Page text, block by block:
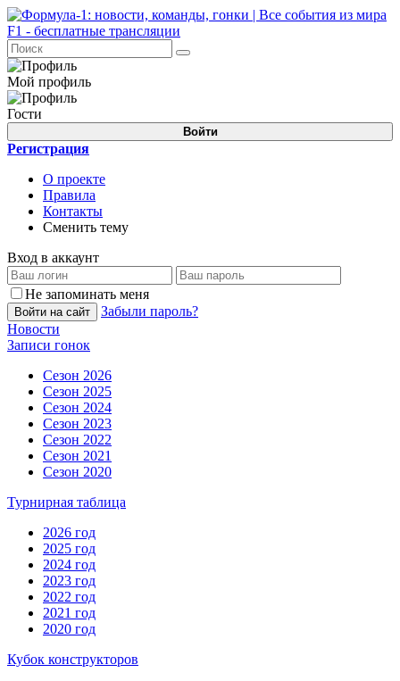
Мой профиль
Гости
Войти
Регистрация
О проекте
Правила
Контакты
Сменить тему
Вход в аккаунт
Не запоминать меня
Войти на сайт
Забыли пароль?
Новости
Записи гонок
Сезон 2026
Сезон 2025
Сезон 2024
Сезон 2023
Сезон 2022
Сезон 2021
Сезон 2020
Турнирная таблица
2026 год
2025 год
2024 год
2023 год
2022 год
2021 год
2020 год
Кубок конструкторов